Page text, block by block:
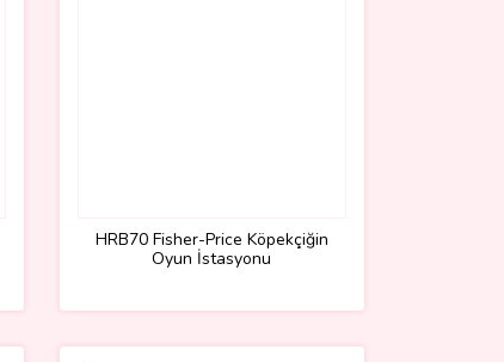
HRB70 Fisher-Price Köpekçiğin
Oyun İstasyonu